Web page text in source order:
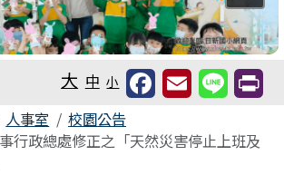
大 中 小
人事室
校園公告
行政總處修正之「天然災害停止上班及